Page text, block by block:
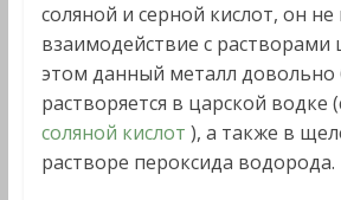
соляной и серной кислот, он не
взаимодействие с
этом данный металл довольно
растворяется в царской водке
соляной кислот ), а также в
растворе пероксида водорода.